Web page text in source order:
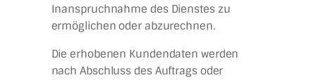
Inanspruchnahme des Dienstes zu
ermöglichen oder abzurechnen.
Die erhobenen Kundendaten werden
nach Abschluss des Auftrags oder